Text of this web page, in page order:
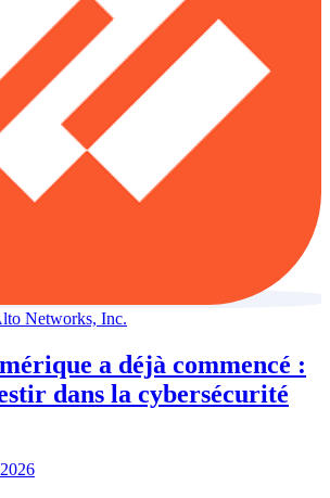
Networks, Inc.
a déjà commencé :
dans la cybersécurité